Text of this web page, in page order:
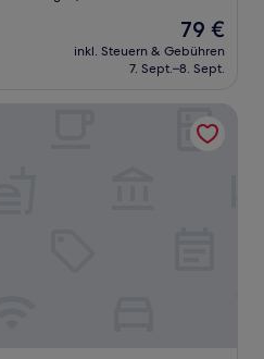
Der
Preis
beträgt
79 €
inkl. Steuern & Gebühren
7. Sept.–8. Sept.